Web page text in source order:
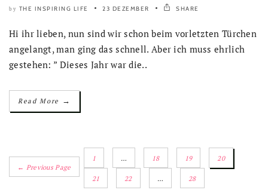
by THE INSPIRING LIFE 23 DEZEMBER SHARE
Hi ihr lieben, nun sind wir schon beim vorletzten Türchen
angelangt, man ging das schnell. Aber ich muss ehrlich
gestehen: ” Dieses Jahr war die..
Read More →
← Previous Page
1 … 18 19 20
21 22 … 28